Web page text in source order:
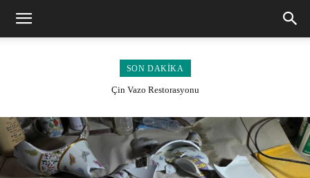
SON DAKIKA
Çin Vazo Restorasyonu